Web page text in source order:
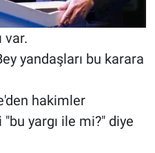
var.
yandaşları bu karara
hakimler
yargı ile mi?" diye